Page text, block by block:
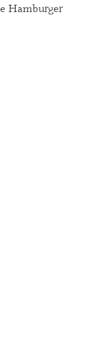
Hamburger